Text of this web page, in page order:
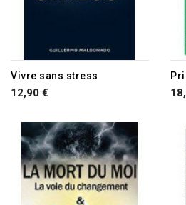
Vivre sans stress
12,90 €